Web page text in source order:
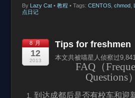
By Lazy Cat• 教程 • Tags: CENTOS, chmod,
点日记
8 月
12
2013
Tips for freshmen
本文共被喵星人侦察过9,841
FAQ （
Questions）
到达成都后是否有校车和迎